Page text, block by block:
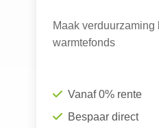
Maak verduurzaming
warmtefonds
Vanaf 0% rente
Bespaar direct